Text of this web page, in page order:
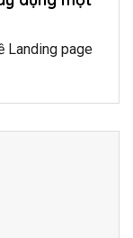
Landing page